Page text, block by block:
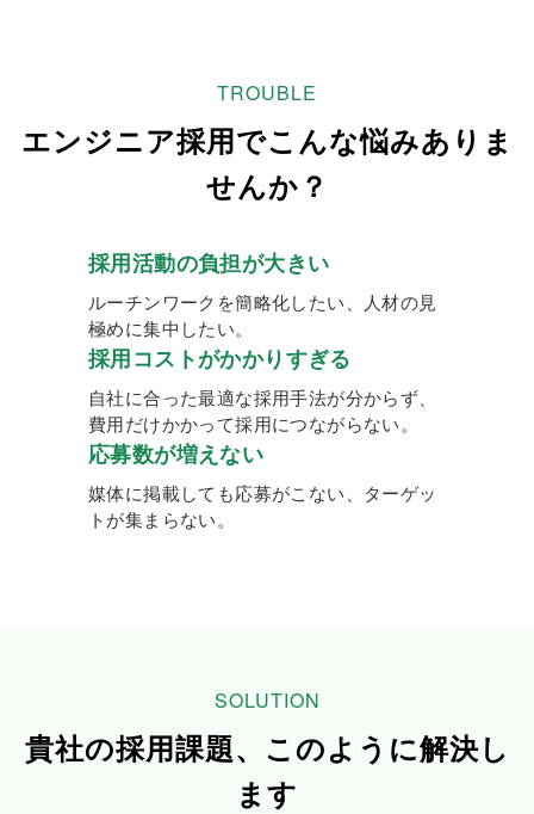
TROUBLE
エンジニア採用でこんな悩みありま
せんか？
採用活動の負担が大きい
ルーチンワークを簡略化したい、人材の見
極めに集中したい。
採用コストがかかりすぎる
自社に合った最適な採用手法が分からず、
費用だけかかって採用につながらない。
応募数が増えない
媒体に掲載しても応募がこない、ターゲッ
トが集まらない。
SOLUTION
貴社の採用課題、このように解決し
ます